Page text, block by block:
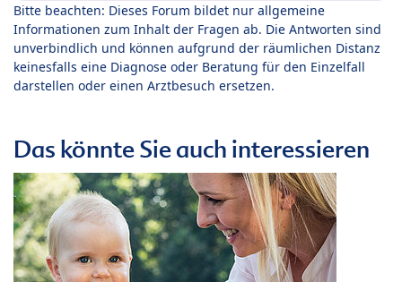
Bitte beachten: Dieses Forum bildet nur allgemeine
Informationen zum Inhalt der Fragen ab. Die Antworten sind
unverbindlich und können aufgrund der räumlichen Distanz
keinesfalls eine Diagnose oder Beratung für den Einzelfall
darstellen oder einen Arztbesuch ersetzen.
Das könnte Sie auch interessieren